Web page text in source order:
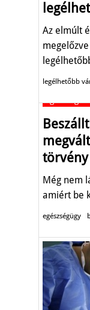
Az elmúlt
legélhetőbb
törvény
Még nem
amiért be
egészségügy